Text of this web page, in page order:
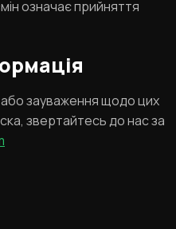
означає прийняття
зауваження щодо цих
звертайтесь до нас за